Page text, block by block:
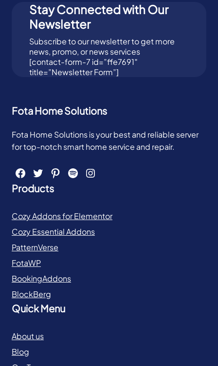
Stay Connected with Our
Newsletter
Subscribe to our newsletter to get more
news, promo, or news services
[contact-form-7 id=”ffe7691″
title=”Newsletter Form”]
Fota Home Solutions
Fota Home Solutions is your best and reliable server
for top-notch smart home service and repair.
Facebook Twitter Pinterest Spotify Instagram
Products
Cozy Addons for Elementor
Cozy Essential Addons
PatternVerse
FotaWP
BookingAddons
BlockBerg
Quick Menu
About us
Blog